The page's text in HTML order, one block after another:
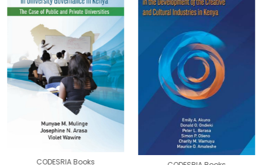
CODESRIA Books